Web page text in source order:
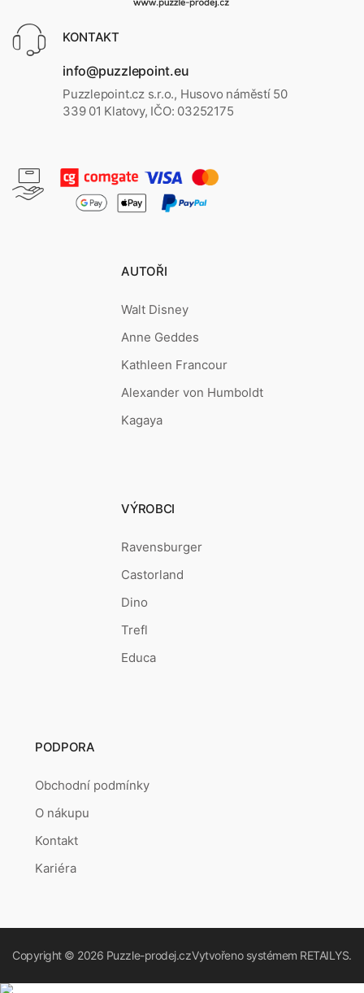
KONTAKT
info@puzzlepoint.eu
Puzzlepoint.cz s.r.o., Husovo náměstí 50
339 01 Klatovy, IČO: 03252175
AUTOŘI
Walt Disney
Anne Geddes
Kathleen Francour
Alexander von Humboldt
Kagaya
VÝROBCI
Ravensburger
Castorland
Dino
Trefl
Educa
PODPORA
Obchodní podmínky
O nákupu
Kontakt
Kariéra
Copyright © 2026 Puzzle-prodej.czVytvořeno systémem RETAILYS.